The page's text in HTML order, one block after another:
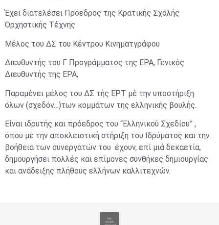
Έχει διατελέσει Πρόεδρος της Κρατικής Σχολής
Ορχηστικής Τέχνης
Μέλος του ΔΣ του Κέντρου Κινηματγράφου
Διευθυντής του Γ Προγράμματος της ΕΡΑ, Γενικός
Διευθυντής της ΕΡΑ,
Παραμένει μέλος του ΔΣ τής ΕΡΤ μέ την υποστήριξη
όλων (σχεδόν…)των κομμάτων της ελληνικής βουλής.
Είναι ιδρυτής και πρόεδρος του “Ελληνικού Σχεδίου” ,
όπου με την αποκλειστική στήριξη του Ιδρύματος και την
βοήθεια των συνεργατών του έχουν, επί μιά δεκαετία,
δημουργήσει πολλές και επίμονες συνθήκες δημιουργίας
και ανάδειξης πλήθους ελλήνων καλλιτεχνών.